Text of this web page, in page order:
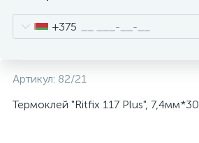
+375
Артикул: 82/21
Термоклей "Ritfix 117 Plus",